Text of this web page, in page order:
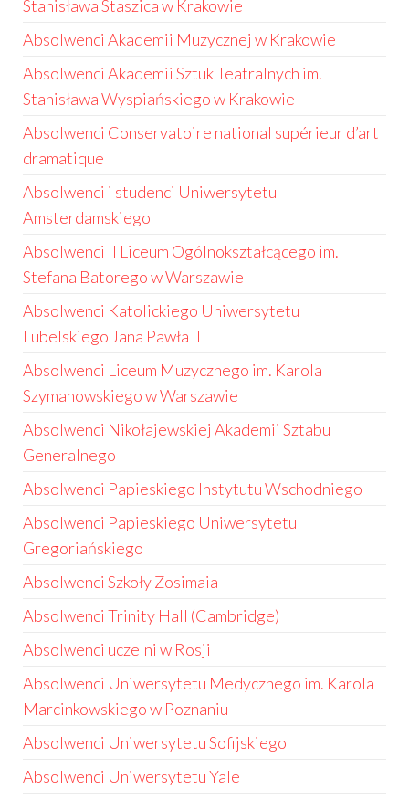
Stanisława Staszica w Krakowie
Absolwenci Akademii Muzycznej w Krakowie
Absolwenci Akademii Sztuk Teatralnych im.
Stanisława Wyspiańskiego w Krakowie
Absolwenci Conservatoire national supérieur d’art
dramatique
Absolwenci i studenci Uniwersytetu
Amsterdamskiego
Absolwenci II Liceum Ogólnokształcącego im.
Stefana Batorego w Warszawie
Absolwenci Katolickiego Uniwersytetu
Lubelskiego Jana Pawła II
Absolwenci Liceum Muzycznego im. Karola
Szymanowskiego w Warszawie
Absolwenci Nikołajewskiej Akademii Sztabu
Generalnego
Absolwenci Papieskiego Instytutu Wschodniego
Absolwenci Papieskiego Uniwersytetu
Gregoriańskiego
Absolwenci Szkoły Zosimaia
Absolwenci Trinity Hall (Cambridge)
Absolwenci uczelni w Rosji
Absolwenci Uniwersytetu Medycznego im. Karola
Marcinkowskiego w Poznaniu
Absolwenci Uniwersytetu Sofijskiego
Absolwenci Uniwersytetu Yale